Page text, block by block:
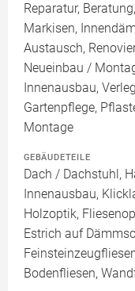
Reparatur,
Markisen,
Austausch,
Neueinbau /
Innenausbau,
Gartenpflege,
Montage
GEBÄUDETEILE
Dach / Dachstuhl,
Innenausbau,
Holzoptik,
Estrich auf
Bodenfliesen,